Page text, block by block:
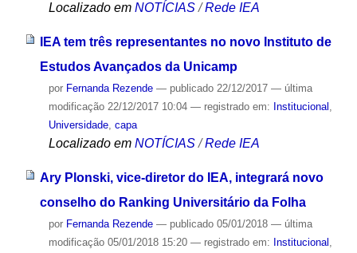
Localizado em NOTÍCIAS /Rede IEA
IEA tem três representantes no novo Instituto de
Estudos Avançados da Unicamp
por Fernanda Rezende — publicado22/12/2017 — última
modificação22/12/2017 10:04 — registrado em: Institucional
Universidade, capa
Localizado em NOTÍCIAS /Rede IEA
Ary Plonski, vice-diretor do IEA, integrará novo
conselho do Ranking Universitário da Folha
por Fernanda Rezende — publicado05/01/2018 — última
modificação05/01/2018 15:20 — registrado em: Institucional